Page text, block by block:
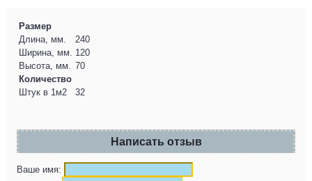
Размер
Длина, мм.
240
Ширина, мм.
120
Высота, мм.
70
Количество
Штук в 1м2
32
Написать отзыв
Ваше имя: